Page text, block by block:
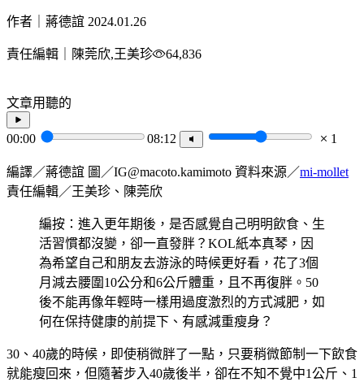
作者｜蔣德誼 2024.01.26
責任編輯｜陳莞欣,王美珍 64,836
文章用聽的
00:00 08:12 1
編譯／蔣德誼 圖／IG@macoto.kamimoto 資料來源／mi-mollet
責任編輯／王美珍、陳莞欣
編按：進入更年期後，是否感覺自己明明飲食、生
活習慣都沒變，卻一直發胖？KOL紙本真琴，因
為希望自己和朋友去游泳的時候更好看，花了3個
月減去腰圍10公分和6公斤體重，且不再復胖。50
後不能再像年輕時一樣用過度激烈的方式減肥，如
何在保持健康的前提下、有感減重瘦身？
30、40歲的時候，即使稍微胖了一點，只要稍微節制一下飲食
就能瘦回來，但隨著步入40歲後半，卻在不知不覺中1公斤、1